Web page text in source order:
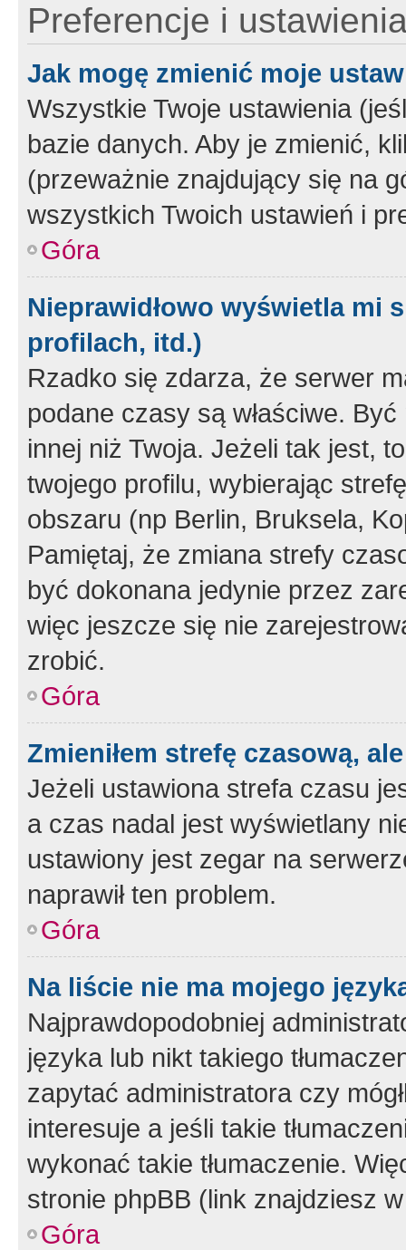
Preferencje i
Jak mogę zmienić moje
Wszystkie Twoje ustawienia
bazie danych. Aby je zmienić,
(przeważnie znajdujący się na
wszystkich Twoich ustawień i
Góra
Nieprawidłowo wyświetla mi
profilach, itd.)
Rzadko się zdarza, że serwer
podane czasy są właściwe.
innej niż Twoja. Jeżeli tak jest,
twojego profilu, wybierając
obszaru (np Berlin, Bruksela,
Pamiętaj, że zmiana strefy
być dokonana jedynie przez
więc jeszcze się nie
zrobić.
Góra
Zmieniłem strefę czasową,
Jeżeli ustawiona strefa czasu
a czas nadal jest wyświetlany
ustawiony jest zegar na
naprawił ten problem.
Góra
Na liście nie ma mojego
Najprawdopodobniej
języka lub nikt takiego
zapytać administratora czy
interesuje a jeśli takie
wykonać takie tłumaczenie.
stronie phpBB (link znajdziesz
Góra